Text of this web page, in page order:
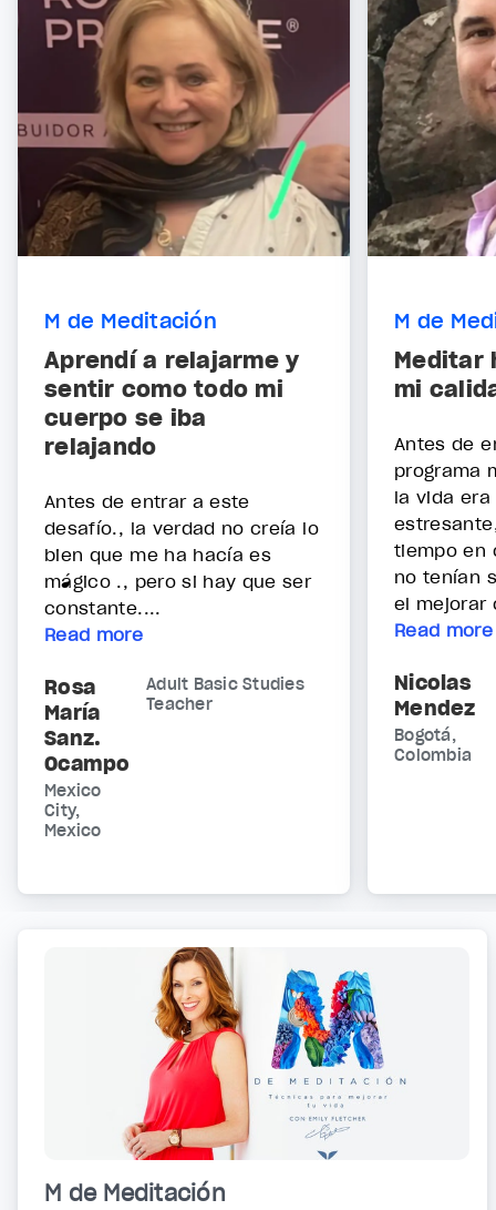
M de Meditación
Aprendí a relajarme y
sentir como todo mi
cuerpo se iba
relajando
Antes de entrar a este
desafío., la verdad no creía lo
bien que me ha hacía es
mágico ., pero si hay que ser
constante....
Read more
Rosa
María
Sanz.
Ocampo
Adult Basic Studies
Teacher
Mexico
City,
Mexico
M de
Meditar
mi
Antes de
programa
la vida era
tiempo en
no tenían
el mejorar
Read more
Nicolas
Mendez
Bogotá,
Colombia
M de Meditación